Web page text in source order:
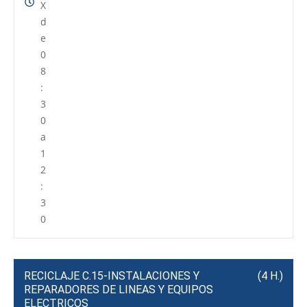
X
d
e
0
8
:
3
0
a
1
2
:
3
0
RECICLAJE C.15-INSTALACIONES Y
REPARADORES DE LINEAS Y EQUIPOS
ELECTRICOS
(4 H.)